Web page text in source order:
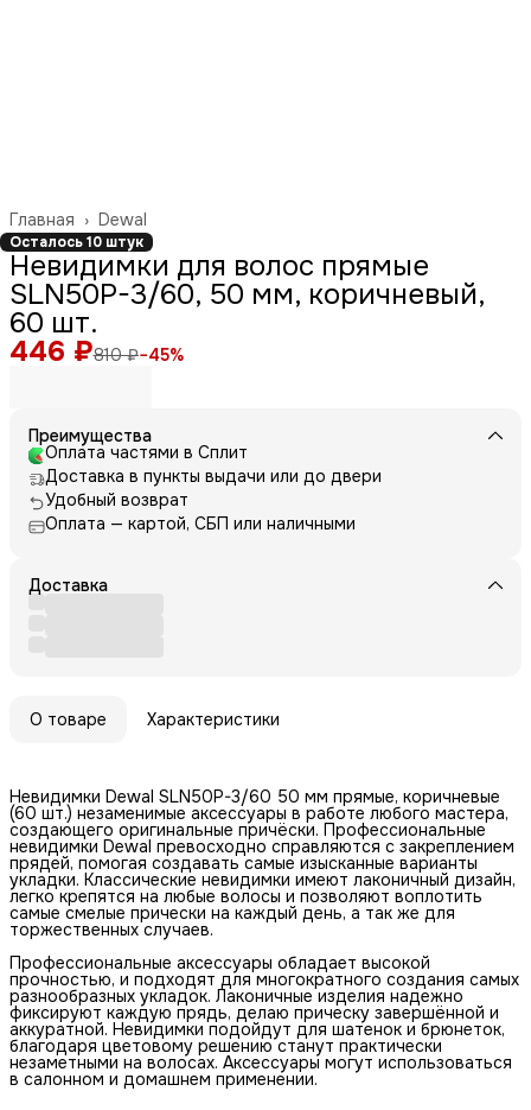
Dewal
Главная ›
Осталось 10 штук
Невидимки для волос прямые
SLN50P-3/60, 50 мм, коричневый,
60 шт.
446 ₽810 ₽−45%
Преимущества
Оплата частями в Сплит
Доставка в пункты выдачи или до двери
Удобный возврат
Оплата — картой, СБП или наличными
Доставка
О товаре Характеристики
Невидимки Dewal SLN50P-3/60 50 мм прямые, коричневые
(60 шт.) незаменимые аксессуары в работе любого мастера,
создающего оригинальные причёски. Профессиональные
невидимки Dewal превосходно справляются с закреплением
прядей, помогая создавать самые изысканные варианты
укладки. Классические невидимки имеют лаконичный дизайн,
легко крепятся на любые волосы и позволяют воплотить
самые смелые прически на каждый день, а так же для
торжественных случаев.
Профессиональные аксессуары обладает высокой
прочностью, и подходят для многократного создания самых
разнообразных укладок. Лаконичные изделия надежно
фиксируют каждую прядь, делаю прическу завершённой и
аккуратной. Невидимки подойдут для шатенок и брюнеток,
благодаря цветовому решению станут практически
незаметными на волосах. Аксессуары могут использоваться
в салонном и домашнем применении.